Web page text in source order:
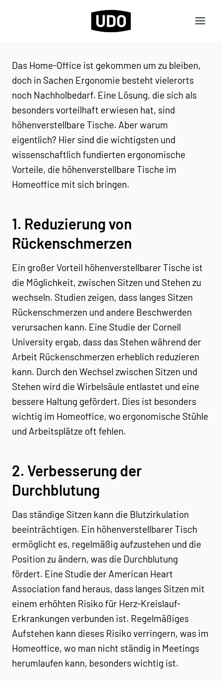
Das Home-Office ist gekommen um zu bleiben,
doch in Sachen Ergonomie besteht vielerorts
noch Nachholbedarf. Eine Lösung, die sich als
besonders vorteilhaft erwiesen hat, sind
höhenverstellbare Tische. Aber warum
eigentlich? Hier sind die wichtigsten und
wissenschaftlich fundierten ergonomische
Vorteile, die höhenverstellbare Tische im
Homeoffice mit sich bringen.
1. Reduzierung von
Rückenschmerzen
Ein großer Vorteil höhenverstellbarer Tische ist
die Möglichkeit, zwischen Sitzen und Stehen zu
wechseln. Studien zeigen, dass langes Sitzen
Rückenschmerzen und andere Beschwerden
verursachen kann. Eine Studie der Cornell
University ergab, dass das Stehen während der
Arbeit Rückenschmerzen erheblich reduzieren
kann. Durch den Wechsel zwischen Sitzen und
Stehen wird die Wirbelsäule entlastet und eine
bessere Haltung gefördert. Dies ist besonders
wichtig im Homeoffice, wo ergonomische Stühle
und Arbeitsplätze oft fehlen.
2. Verbesserung der
Durchblutung
Das ständige Sitzen kann die Blutzirkulation
beeinträchtigen. Ein höhenverstellbarer Tisch
ermöglicht es, regelmäßig aufzustehen und die
Position zu ändern, was die Durchblutung
fördert. Eine Studie der American Heart
Association fand heraus, dass langes Sitzen mit
einem erhöhten Risiko für Herz-Kreislauf-
Erkrankungen verbunden ist. Regelmäßiges
Aufstehen kann dieses Risiko verringern, was im
Homeoffice, wo man nicht ständig in Meetings
herumlaufen kann, besonders wichtig ist.